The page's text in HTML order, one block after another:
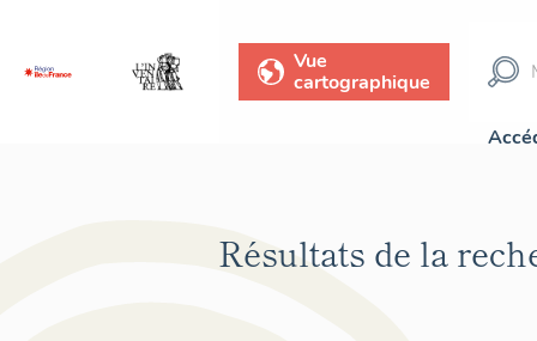
Vue
cartographique
Résultats de la